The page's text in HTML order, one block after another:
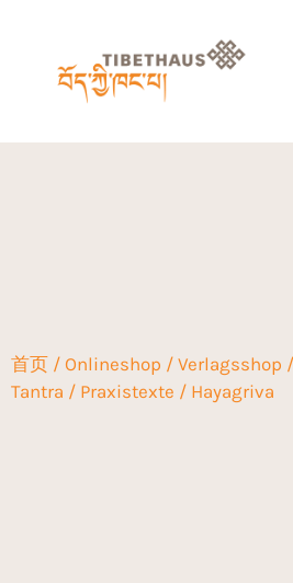
Hayagriva
首页 / Onlineshop / Verlagsshop /
Tantra / Praxistexte / Hayagriva